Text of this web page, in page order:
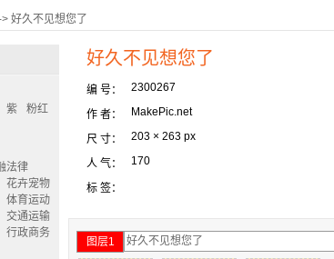
> 好久不见想您了
紫
粉红
法律
花卉宠物
体育运动
交通运输
行政商务
好久不见想您了
编 号： 2300267
作 者： MakePic.net
尺 寸： 203 × 263 px
人 气： 170
标 签：
图层1